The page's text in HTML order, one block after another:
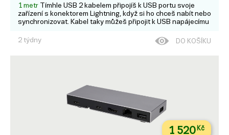
1 metr Tímhle USB 2 kabelem připojíš k USB portu svoje
zařízení s konektorem Lightning, když si ho chceš nabít nebo
synchronizovat. Kabel taky můžeš připojit k USB napájecímu
2 týdny
DO KOŠÍKU
1 520Kč